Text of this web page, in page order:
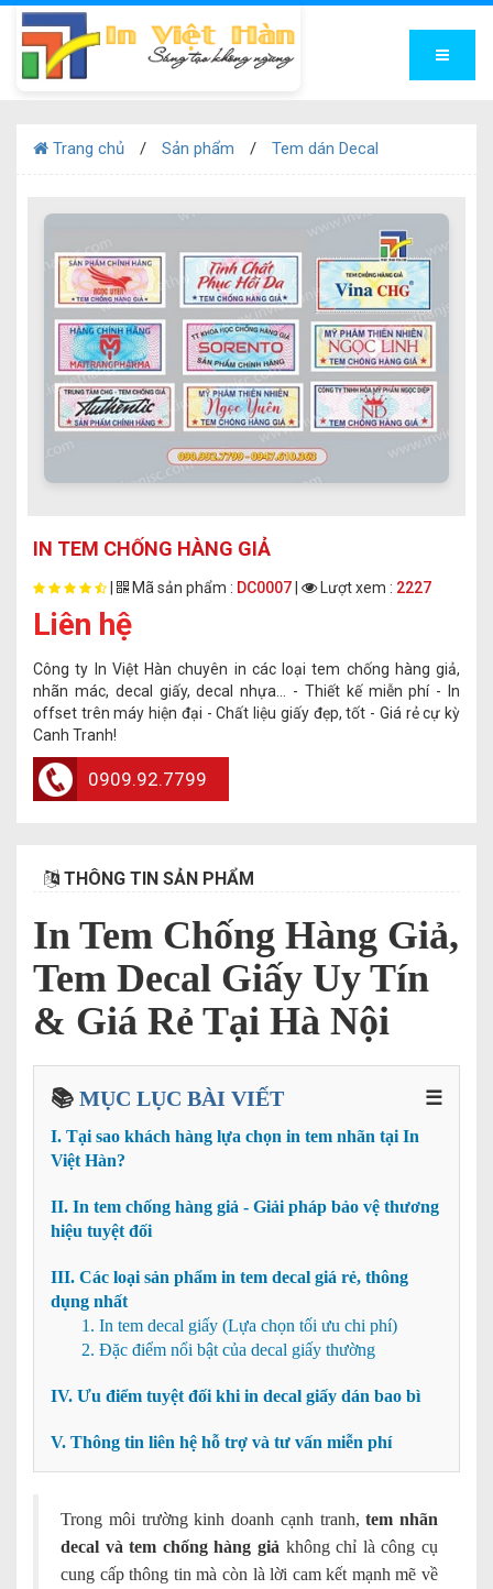
Trang chủ Sản phẩm Tem dán Decal
IN TEM CHỐNG HÀNG GIẢ
Mã sản phẩm : DC0007 Lượt xem : 2227
Liên hệ
Công ty In Việt Hàn chuyên in các loại tem chống hàng giả,
nhãn mác, decal giấy, decal nhựa... - Thiết kế miễn phí - In
offset trên máy hiện đại - Chất liệu giấy đẹp, tốt - Giá rẻ cự kỳ
Canh Tranh!
0909.92.7799
THÔNG TIN SẢN PHẨM
In Tem Chống Hàng Giả,
Tem Decal Giấy Uy Tín
& Giá Rẻ Tại Hà Nội
📚 MỤC LỤC BÀI VIẾT ☰
I. Tại sao khách hàng lựa chọn in tem nhãn tại In
Việt Hàn?
II. In tem chống hàng giả - Giải pháp bảo vệ thương
hiệu tuyệt đối
III. Các loại sản phẩm in tem decal giá rẻ, thông
dụng nhất
1. In tem decal giấy (Lựa chọn tối ưu chi phí)
2. Đặc điểm nổi bật của decal giấy thường
IV. Ưu điểm tuyệt đối khi in decal giấy dán bao bì
V. Thông tin liên hệ hỗ trợ và tư vấn miễn phí
Trong môi trường kinh doanh cạnh tranh,tem nhãn
decal và tem chống hàng giả không chỉ là công cụ
cung cấp thông tin mà còn là lời cam kết mạnh mẽ về